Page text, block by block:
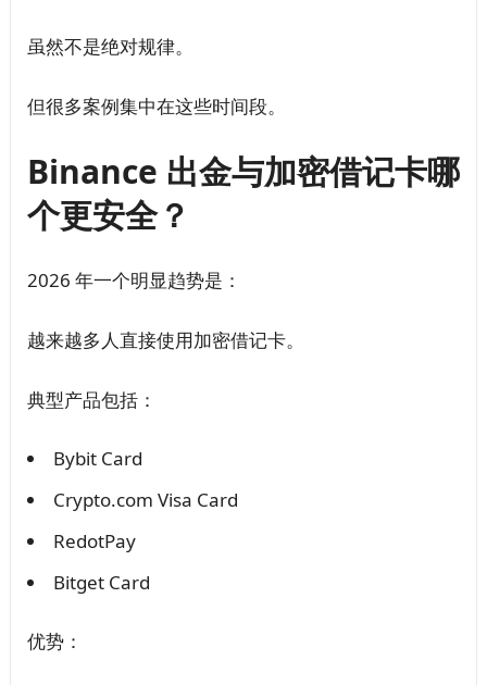
虽然不是绝对规律。
但很多案例集中在这些时间段。
Binance 出金与加密借记卡哪
个更安全？
2026 年一个明显趋势是：
越来越多人直接使用加密借记卡。
典型产品包括：
Bybit Card
Crypto.com Visa Card
RedotPay
Bitget Card
优势：